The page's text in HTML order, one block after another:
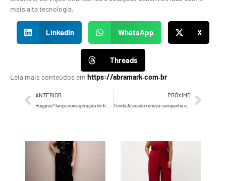
mais alta tecnologia.
LinkedIn WhatsApp X
Threads
Leia mais conteúdos em https://abramark.com.br
ANTERIOR PRÓXIMO
Tenda Atacado renova campanha e reforça propósito da marca